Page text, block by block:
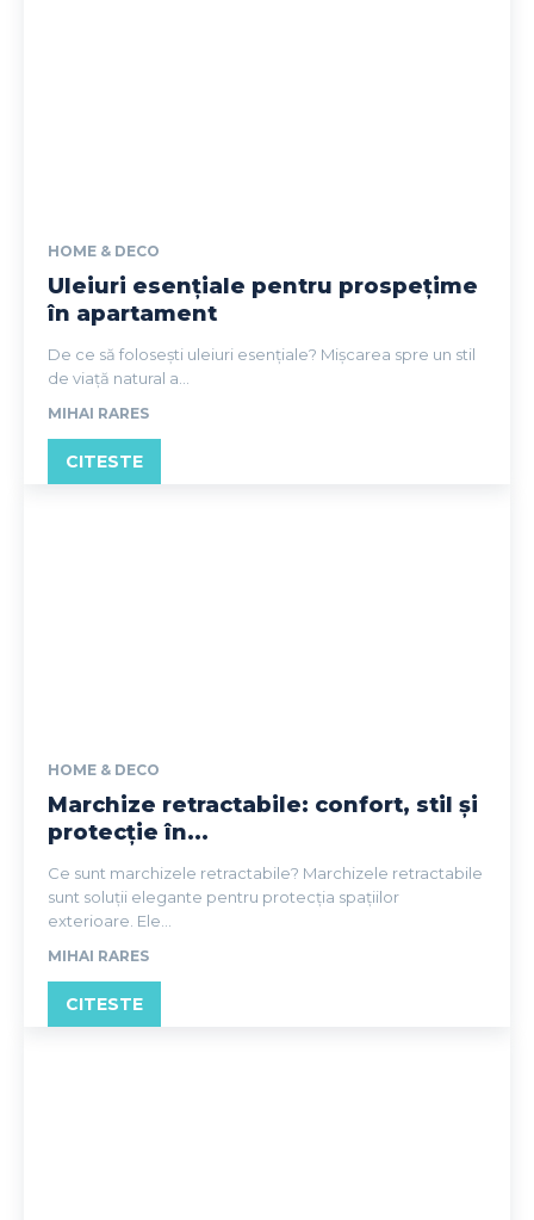
HOME & DECO
Uleiuri esențiale pentru prospețime
în apartament
De ce să folosești uleiuri esențiale? Mișcarea spre un stil
de viață natural a...
MIHAI RARES
CITESTE
HOME & DECO
Marchize retractabile: confort, stil și
protecție în...
Ce sunt marchizele retractabile? Marchizele retractabile
sunt soluții elegante pentru protecția spațiilor
exterioare. Ele...
MIHAI RARES
CITESTE